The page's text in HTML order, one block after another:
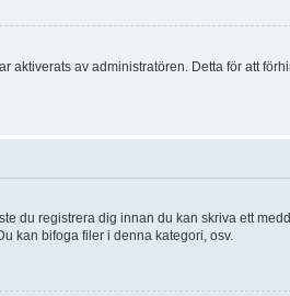
av administratören. Detta för att
du registrera dig innan du kan skriva ett
kan bifoga filer i denna kategori, osv.